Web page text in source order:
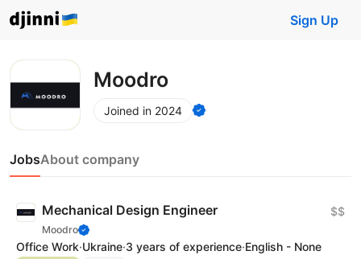
Sign Up
Moodro
Joined in 2024
JobsAbout company
Mechanical Design Engineer
Moodro
$$
Office Work·Ukraine·3 years of experience·English - None